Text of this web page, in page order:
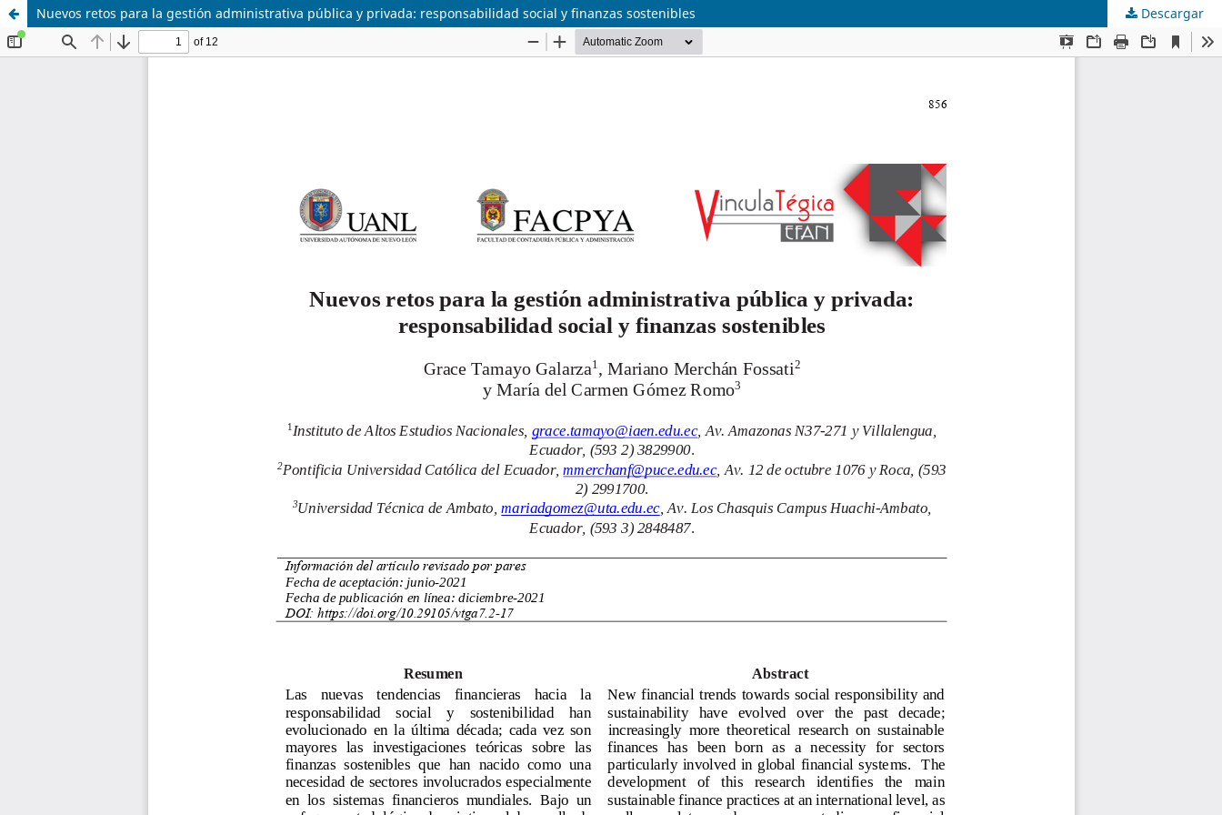
Nuevos retos para la gestión administrativa pública y privada: responsabilidad social y finanzas sostenibles Descargar